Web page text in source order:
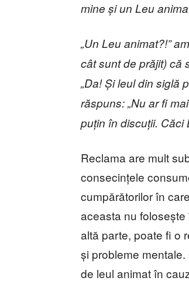
mine și un Leu
„Un Leu animat?!”
cât sunt de prăjit) că
„Da! Și leul din siglă
răspuns: „Nu ar fi
puțin în discuții. Căci
Reclama are mult
consecințele
cumpărătorilor în
aceasta nu
altă parte, poate fi o
și probleme
de leul animat în